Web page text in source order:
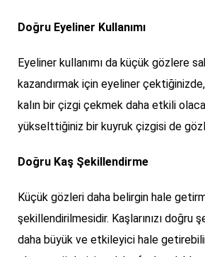
Doğru Eyeliner Kullanımı
Eyeliner kullanımı da küçük gözlere
kazandırmak için eyeliner
kalın bir çizgi çekmek daha etkili
yükselttiğiniz bir kuyruk çizgisi de
Doğru Kaş Şekillendirme
Küçük gözleri daha belirgin hale
şekillendirilmesidir. Kaşlarınızı
daha büyük ve etkileyici hale